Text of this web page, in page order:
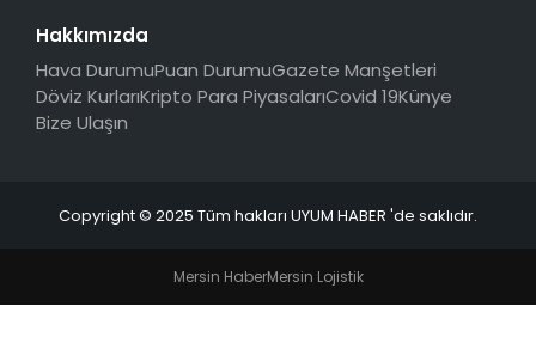
Hakkımızda
Hava DurumuPuan DurumuGazete Manşetleri
Döviz KurlarıKripto Para PiyasalarıCovid 19Künye
Bize Ulaşın
Copyright © 2025 Tüm hakları UYUM HABER 'de saklıdır.
Mersin HaberMersin Lojistik